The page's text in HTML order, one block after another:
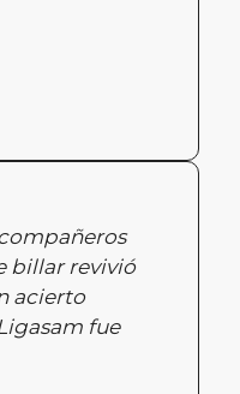
billar revivió
acierto
fue